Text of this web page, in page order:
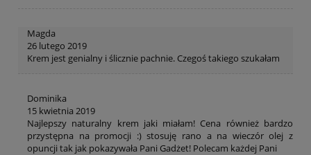
Magda
26 lutego 2019
Krem jest genialny i ślicznie pachnie. Czegoś takiego szukałam
Dominika
15 kwietnia 2019
Najlepszy naturalny krem jaki miałam! Cena również bardzo
przystępna na promocji :) stosuję rano a na wieczór olej z
opuncji tak jak pokazywała Pani Gadżet! Polecam każdej Pani